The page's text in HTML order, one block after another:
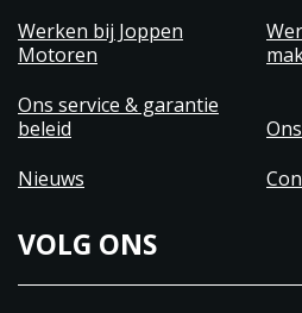
Werken bij Joppen
Motoren
Ons service & garantie
beleid
Nieuws
VOLG ONS